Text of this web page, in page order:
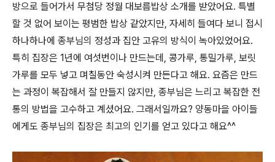
방으로 들어가서 무첨당 정월 대보름밥상 소개를 받았어요. 특별
할 것 없어 보이는 평범한 밥상 같았지만, 자세히 들여다 보니 접시
하나하나에 종부님의 정성과 집안 고유의 방식이 녹아있었어요.
특히 집장은 1년에 여섯번이나 만드는데, 콩가루, 통밀가루, 보릿
가루를 모두 넣고 며칠동안 숙성시켜 만든다고 해요. 요즘은 만드
는 과정이 복잡해서 잘 만들지 않지만, 종부님은 느리고 복잡한 전
통의 방법을 고수하고 계셨어요. 그래서일까요? 양동마을 아이들
에게도 종부님의 집장은 최고의 인기를 얻고 있다고 해요^^